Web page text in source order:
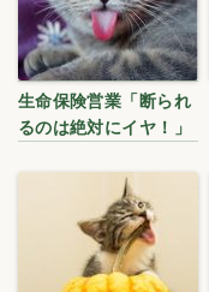
生命保険営業「断られ
るのは絶対にイヤ！」